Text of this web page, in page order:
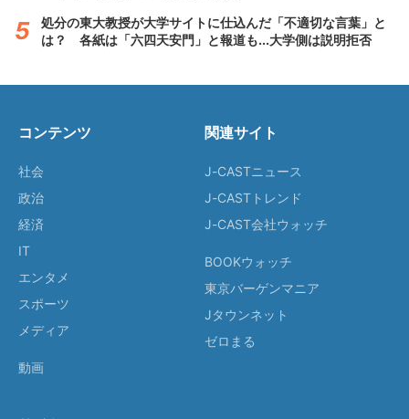
処分の東大教授が大学サイトに仕込んだ「不適切な言葉」と
は？ 各紙は「六四天安門」と報道も...大学側は説明拒否
コンテンツ
社会
政治
経済
IT
エンタメ
スポーツ
メディア
動画
関連サイト
J-CASTニュース
J-CASTトレンド
J-CAST会社ウォッチ
BOOKウォッチ
東京バーゲンマニア
Jタウンネット
ゼロまる